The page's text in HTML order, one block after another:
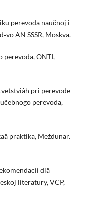
perevoda naučnoj i
AN SSSR, Moskva.
perevoda, ONTI,
pri perevode
perevoda,
praktika, Meždunar.
dlâ
literatury, VCP,